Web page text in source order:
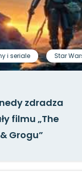
i seriale Star
zdradza
filmu „The
Grogu”